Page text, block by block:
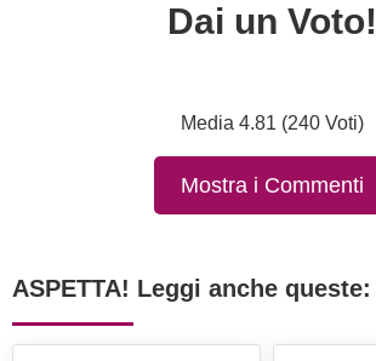
Dai un Voto!
Media 4.81 (240 Voti)
Mostra i Commenti
ASPETTA! Leggi anche queste: